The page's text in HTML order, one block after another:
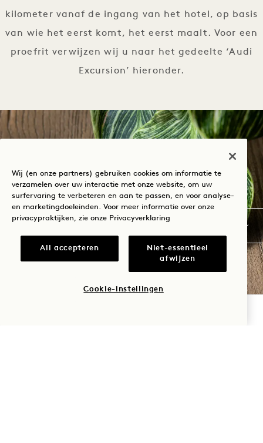
kilometer vanaf de ingang van het hotel, op basis
van wie het eerst komt, het eerst maalt. Voor een
proefrit verwijzen wij u naar het gedeelte ‘Audi
Excursion’ hieronder.
Wij (en onze partners) gebruiken cookies om informatie te
verzamelen over uw interactie met onze website, om uw
surfervaring te verbeteren en aan te passen, en voor analyse-
en marketingdoeleinden. Voor meer informatie over onze
privacypraktijken, zie onze Privacyverklaring
All accepteren
Niet-essentieel
afwijzen
Cookie-instellingen